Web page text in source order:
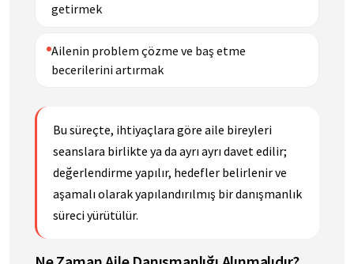
getirmek
Ailenin problem çözme ve baş etme
becerilerini artırmak
Bu süreçte, ihtiyaçlara göre aile bireyleri
seanslara birlikte ya da ayrı ayrı davet edilir;
değerlendirme yapılır, hedefler belirlenir ve
aşamalı olarak yapılandırılmış bir danışmanlık
süreci yürütülür.